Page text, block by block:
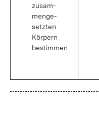
zu­sam­
men­ge­
setz­ten
Kör­pern
be­stim­men